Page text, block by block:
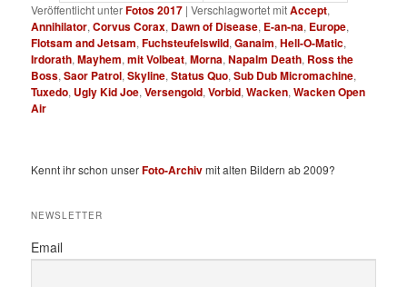
Veröffentlicht unterFotos 2017 |Verschlagwortet mitAccept,
Annihilator,Corvus Corax, Dawn of Disease, E-an-na, Europe,
Flotsam and Jetsam,Fuchsteufelswild,Ganaim,Hell-O-Matic,
Irdorath,Mayhem,mit Volbeat,Morna,Napalm Death, Ross the
Boss,Saor Patrol,Skyline,Status Quo,Sub Dub Micromachine,
Tuxedo, Ugly Kid Joe,Versengold,Vorbid,Wacken,Wacken Open
Air
Kennt ihr schon unserFoto-Archivmit alten Bildern ab 2009?
NEWSLETTER
Email